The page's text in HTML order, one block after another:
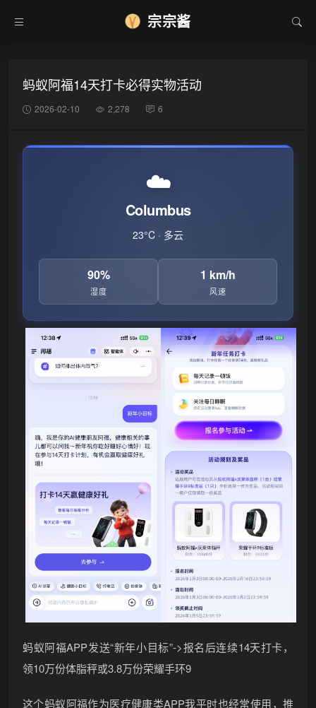
❆
宗宗酱
蚂蚁阿福14天打卡必得实物活动
2026-02-10 2,278 6
☁️
Columbus
23°C · 多云
90%
湿度
1 km/h
风速
蚂蚁阿福APP发送“新年小目标”->报名后连续14天打卡，
领10万份体脂秤或3.8万份荣耀手环9
这个蚂蚁阿福作为医疗健康类APP我平时也经常使用，推